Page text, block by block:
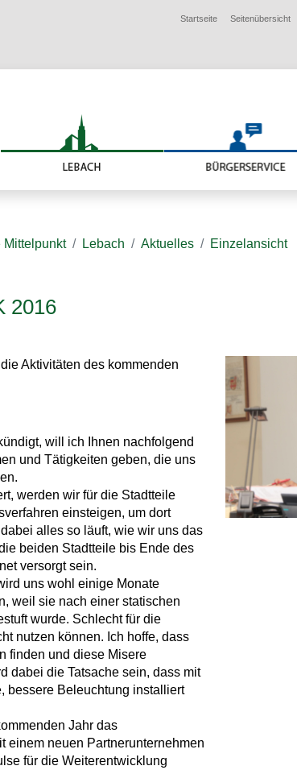
Startseite Seitenübersicht
Mittelpunkt Lebach Aktuelles Einzelansicht
2016
Aktivitäten des kommenden
will ich Ihnen nachfolgend
und Tätigkeiten geben, die uns
werden wir für die Stadtteile
einsteigen, um dort
alles so läuft, wie wir uns das
beiden Stadtteile bis Ende des
versorgt sein.
uns wohl einige Monate
weil sie nach einer statischen
wurde. Schlecht für die
nutzen können. Ich hoffe, dass
finden und diese Misere
dabei die Tatsache sein, dass mit
bessere Beleuchtung installiert
Jahr das
einem neuen Partnerunternehmen
für die Weiterentwicklung